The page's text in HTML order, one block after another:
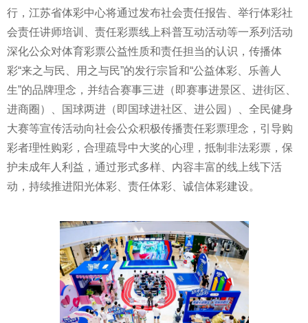
行，江苏省体彩中心将通过发布社会责任报告、举行体彩社
会责任讲师培训、责任彩票线上科普互动活动等一系列活动
深化公众对体育彩票公益性质和责任担当的认识，传播体
彩“来之与民、用之与民”的发行宗旨和“公益体彩 、乐善人
生”的品牌理念，并结合赛事三进（即赛事进景区、进街区、
进商圈）、国球两进（即国球进社区、进公园）、全民健身
大赛等宣传活动向社会公众积极传播责任彩票理念，引导购
彩者理性购彩，合理疏导中大奖的心理，抵制 非法彩票 ，保
护未成年人利益，通过形式多样、内容丰富的线上线下活
动，持续推进阳光体彩 、责任体彩 、诚信体彩建设。